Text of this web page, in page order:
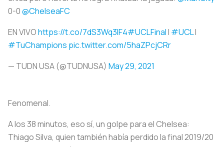
0-0@ChelseaFC
EN VIVOhttps://t.co/7dS3Wq3IF4#UCLFinall #UCLl
#TuChampions pic.twitter.com/5haZPcjCRr
— TUDN USA (@TUDNUSA) May 29, 2021
Fenomenal.
A los 38 minutos, eso sí, un golpe para el Chelsea:
Thiago Silva, quien también había perdido la final 2019/20